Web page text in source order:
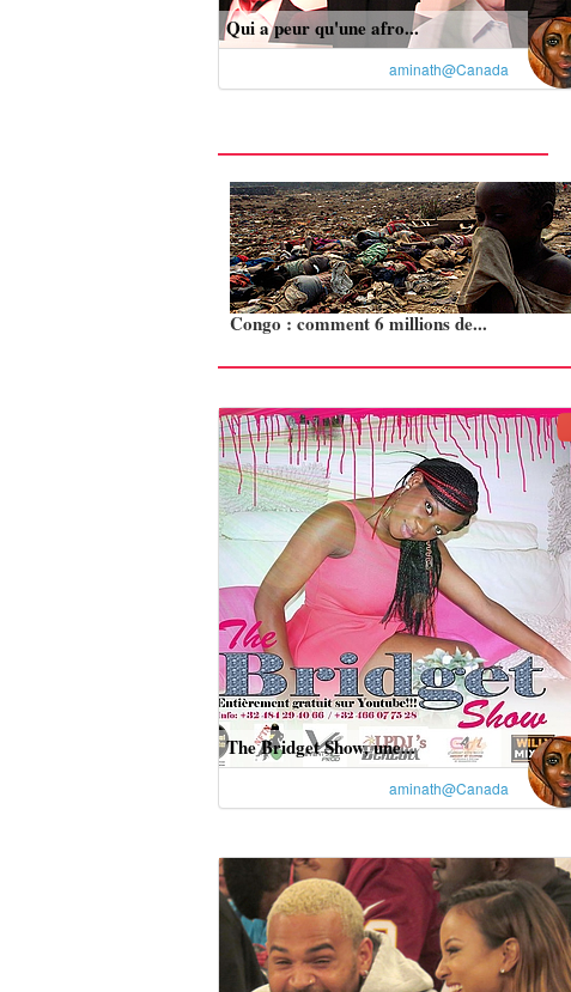
Qui a peur qu'une afro...
aminath@Canada
Congo : comment 6 millions de...
The Bridget Show, une...
aminath@Canada